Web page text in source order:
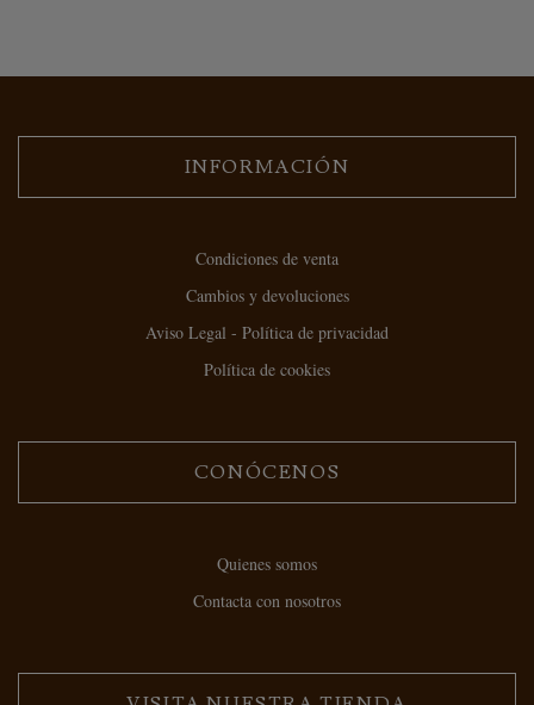
INFORMACIÓN
Condiciones de venta
Cambios y devoluciones
Aviso Legal - Política de privacidad
Política de cookies
CONÓCENOS
Quienes somos
Contacta con nosotros